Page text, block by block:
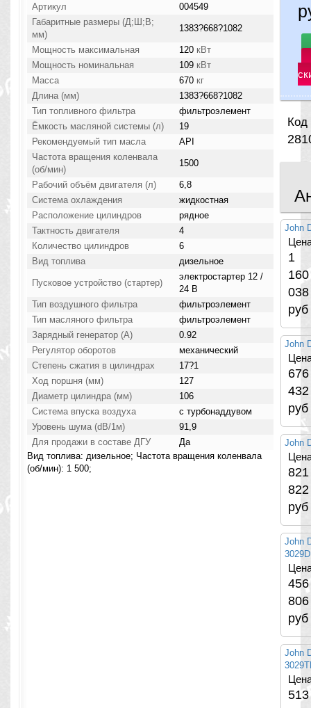
Артикул
004549
Габаритные размеры (Д;Ш;В;
мм)
1383?668?1082
Мощность максимальная 120 кВт
Мощность номинальная
109 кВт
Масса
670 кг
Длина (мм)
1383?668?1082
Тип топливного фильтра
фильтроэлемент
Ёмкость масляной системы (л)
19
Рекомендуемый тип масла
API
Частота вращения коленвала
(об/мин)
1500
Рабочий объём двигателя (л)
6,8
Система охлаждения
жидкостная
Расположение цилиндров
рядное
Тактность двигателя
4
Количество цилиндров
6
Вид топлива
дизельное
Пусковое устройство (стартер)
электростартер 12 /
24 В
Тип воздушного фильтра
фильтроэлемент
Тип масляного фильтра
фильтроэлемент
Зарядный генератор (А)
0.92
Регулятор оборотов
механический
Степень сжатия в цилиндрах
17?1
Ход поршня (мм)
127
Диаметр цилиндра (мм)
106
Система впуска воздуха
с турбонаддувом
Уровень шума (dB/1м)
91,9
Для продажи в составе ДГУ
Да
Вид топлива: дизельное; Частота вращения коленвала
(об/мин): 1 500;
Код
John
1
160
038
руб
John
676
432
руб
John
821
822
руб
John
456
806
руб
John
513